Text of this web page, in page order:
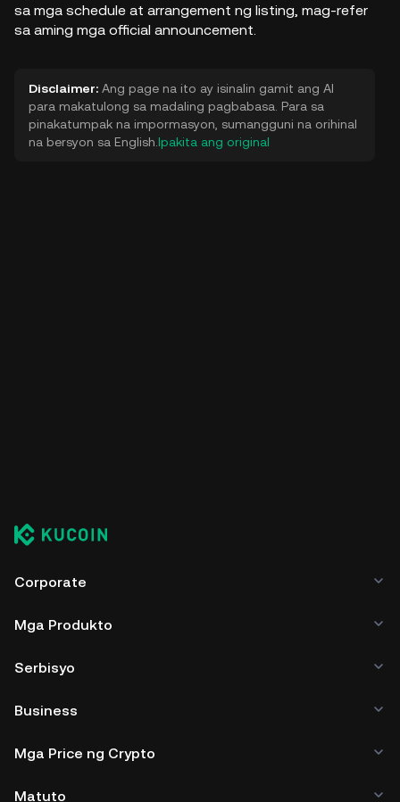
sa mga schedule at arrangement ng listing, mag-refer
sa aming mga official announcement.
Disclaimer: Ang page na ito ay isinalin gamit ang AI
para makatulong sa madaling pagbabasa. Para sa
pinakatumpak na impormasyon, sumangguni na orihinal
na bersyon sa English. Ipakita ang original
Corporate
Mga Produkto
Serbisyo
Business
Mga Price ng Crypto
Matuto